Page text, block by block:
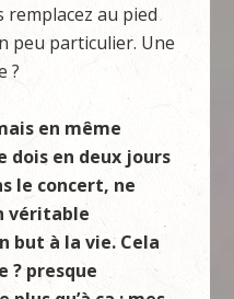
remplacez au pied
peu particulier. Une
?
en même
dois en deux jours
le concert, ne
véritable
but à la vie. Cela
? presque